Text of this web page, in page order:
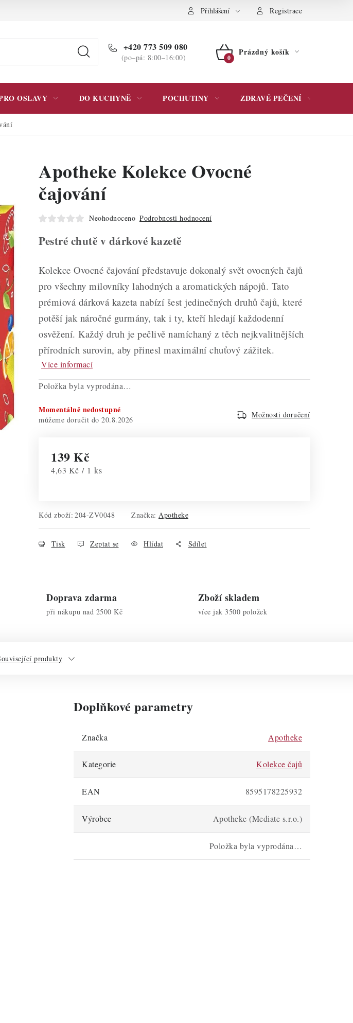
Podmínky ochrany osobních údajů Přihlášení Registrace
+420 773 509 080
(po–pá: 8:00–16:00)
NÁKUPNÍ
Prázdný košík
OSLAVY DO KUCHYNĚ POCHUTINY ZDRAVÉ PEČENÍ
Apotheke Kolekce Ovocné
čajování
Neohodnoceno Podrobnosti hodnocení
Pestré chutě v dárkové kazetě
Kolekce Ovocné čajování představuje dokonalý svět ovocných čajů
pro všechny milovníky lahodných a aromatických nápojů. Tato
prémiová dárková kazeta nabízí šest jedinečných druhů čajů, které
potěší jak náročné gurmány, tak i ty, kteří hledají každodenní
osvěžení. Každý druh je pečlivě namíchaný z těch nejkvalitnějších
přírodních surovin, aby přinesl maximální chuťový zážitek.
Více informací
Položka byla vyprodána…
Momentálně nedostupné
20.8.2026
Možnosti doručení
139 Kč
Měrná cena:
4,63 Kč / 1 ks
Kód zboží: 204-ZV0048 Značka: Apotheke
Tisk Zeptat se Hlídat Sdílet
Doprava zdarma
při nákupu nad 2500 Kč
Zboží skladem
více jak 3500 položek
produkty
Doplňkové parametry
Značka Apotheke
Kategorie Kolekce čajů
EAN 8595178225932
Výrobce Apotheke (Mediate s.r.o.)
Položka byla vyprodána…